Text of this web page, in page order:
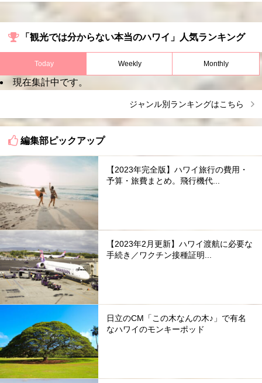
「観光では分からない本当のハワイ」人気ランキング
Today Weekly Monthly
現在集計中です。
ジャンル別ランキングはこちら
編集部ピックアップ
【2023年完全版】ハワイ旅行の費用・
予算・旅費まとめ。飛行機代...
【2023年2月更新】ハワイ渡航に必要な
手続き／ワクチン接種証明...
日立のCM「この木なんの木♪」で有名
なハワイのモンキーポッド